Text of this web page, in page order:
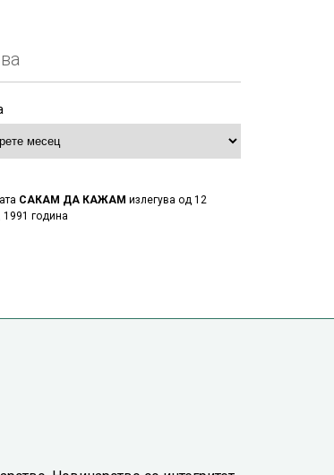
САКАМ ДА КАЖАМ излегува од 12
1991 година